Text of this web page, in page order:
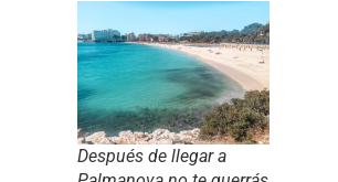
Después de llegar a